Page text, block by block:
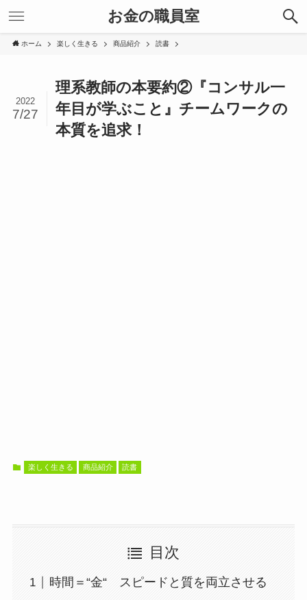
お金の職員室
ホーム 楽しく生きる 商品紹介 読書
理系教師の本要約②『コンサル一
年目が学ぶこと』チームワークの
本質を追求！
2022
7/27
楽しく生きる 商品紹介 読書
目次
時間＝“金“ スピードと質を両立させる